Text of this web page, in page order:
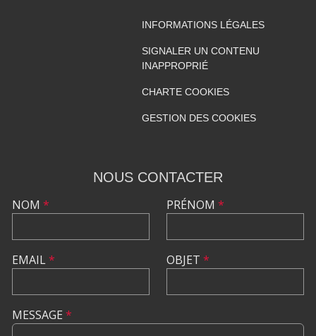
INFORMATIONS LÉGALES
SIGNALER UN CONTENU
INAPPROPRIÉ
CHARTE COOKIES
GESTION DES COOKIES
NOUS CONTACTER
NOM *
EMAIL*
PRÉNOM *
OBJET *
MESSAGE *